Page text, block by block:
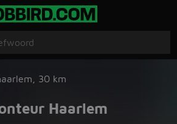
30 km
Haarlem